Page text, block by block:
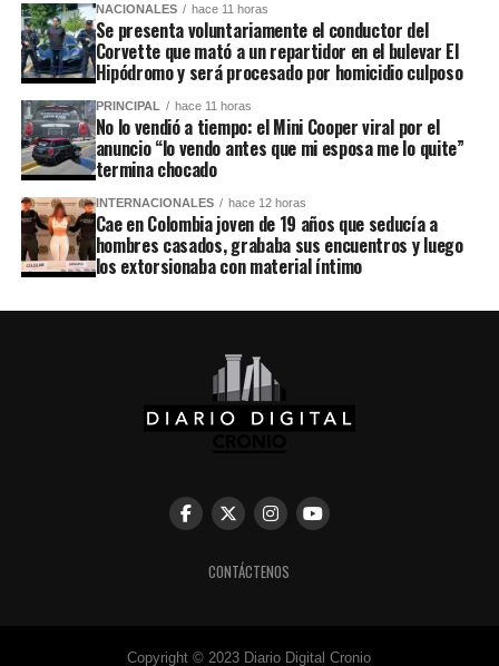
NACIONALES hace 11 horas
Se presenta voluntariamente el conductor del
Corvette que mató a un repartidor en el bulevar El
Hipódromo y será procesado por homicidio culposo
PRINCIPAL hace 11 horas
No lo vendió a tiempo: el Mini Cooper viral por el
anuncio “lo vendo antes que mi esposa me lo quite”
termina chocado
INTERNACIONALES hace 12 horas
Cae en Colombia joven de 19 años que seducía a
hombres casados, grababa sus encuentros y luego
los extorsionaba con material íntimo
CONTÁCTENOS
Copyright © 2023 Diario Digital Cronio